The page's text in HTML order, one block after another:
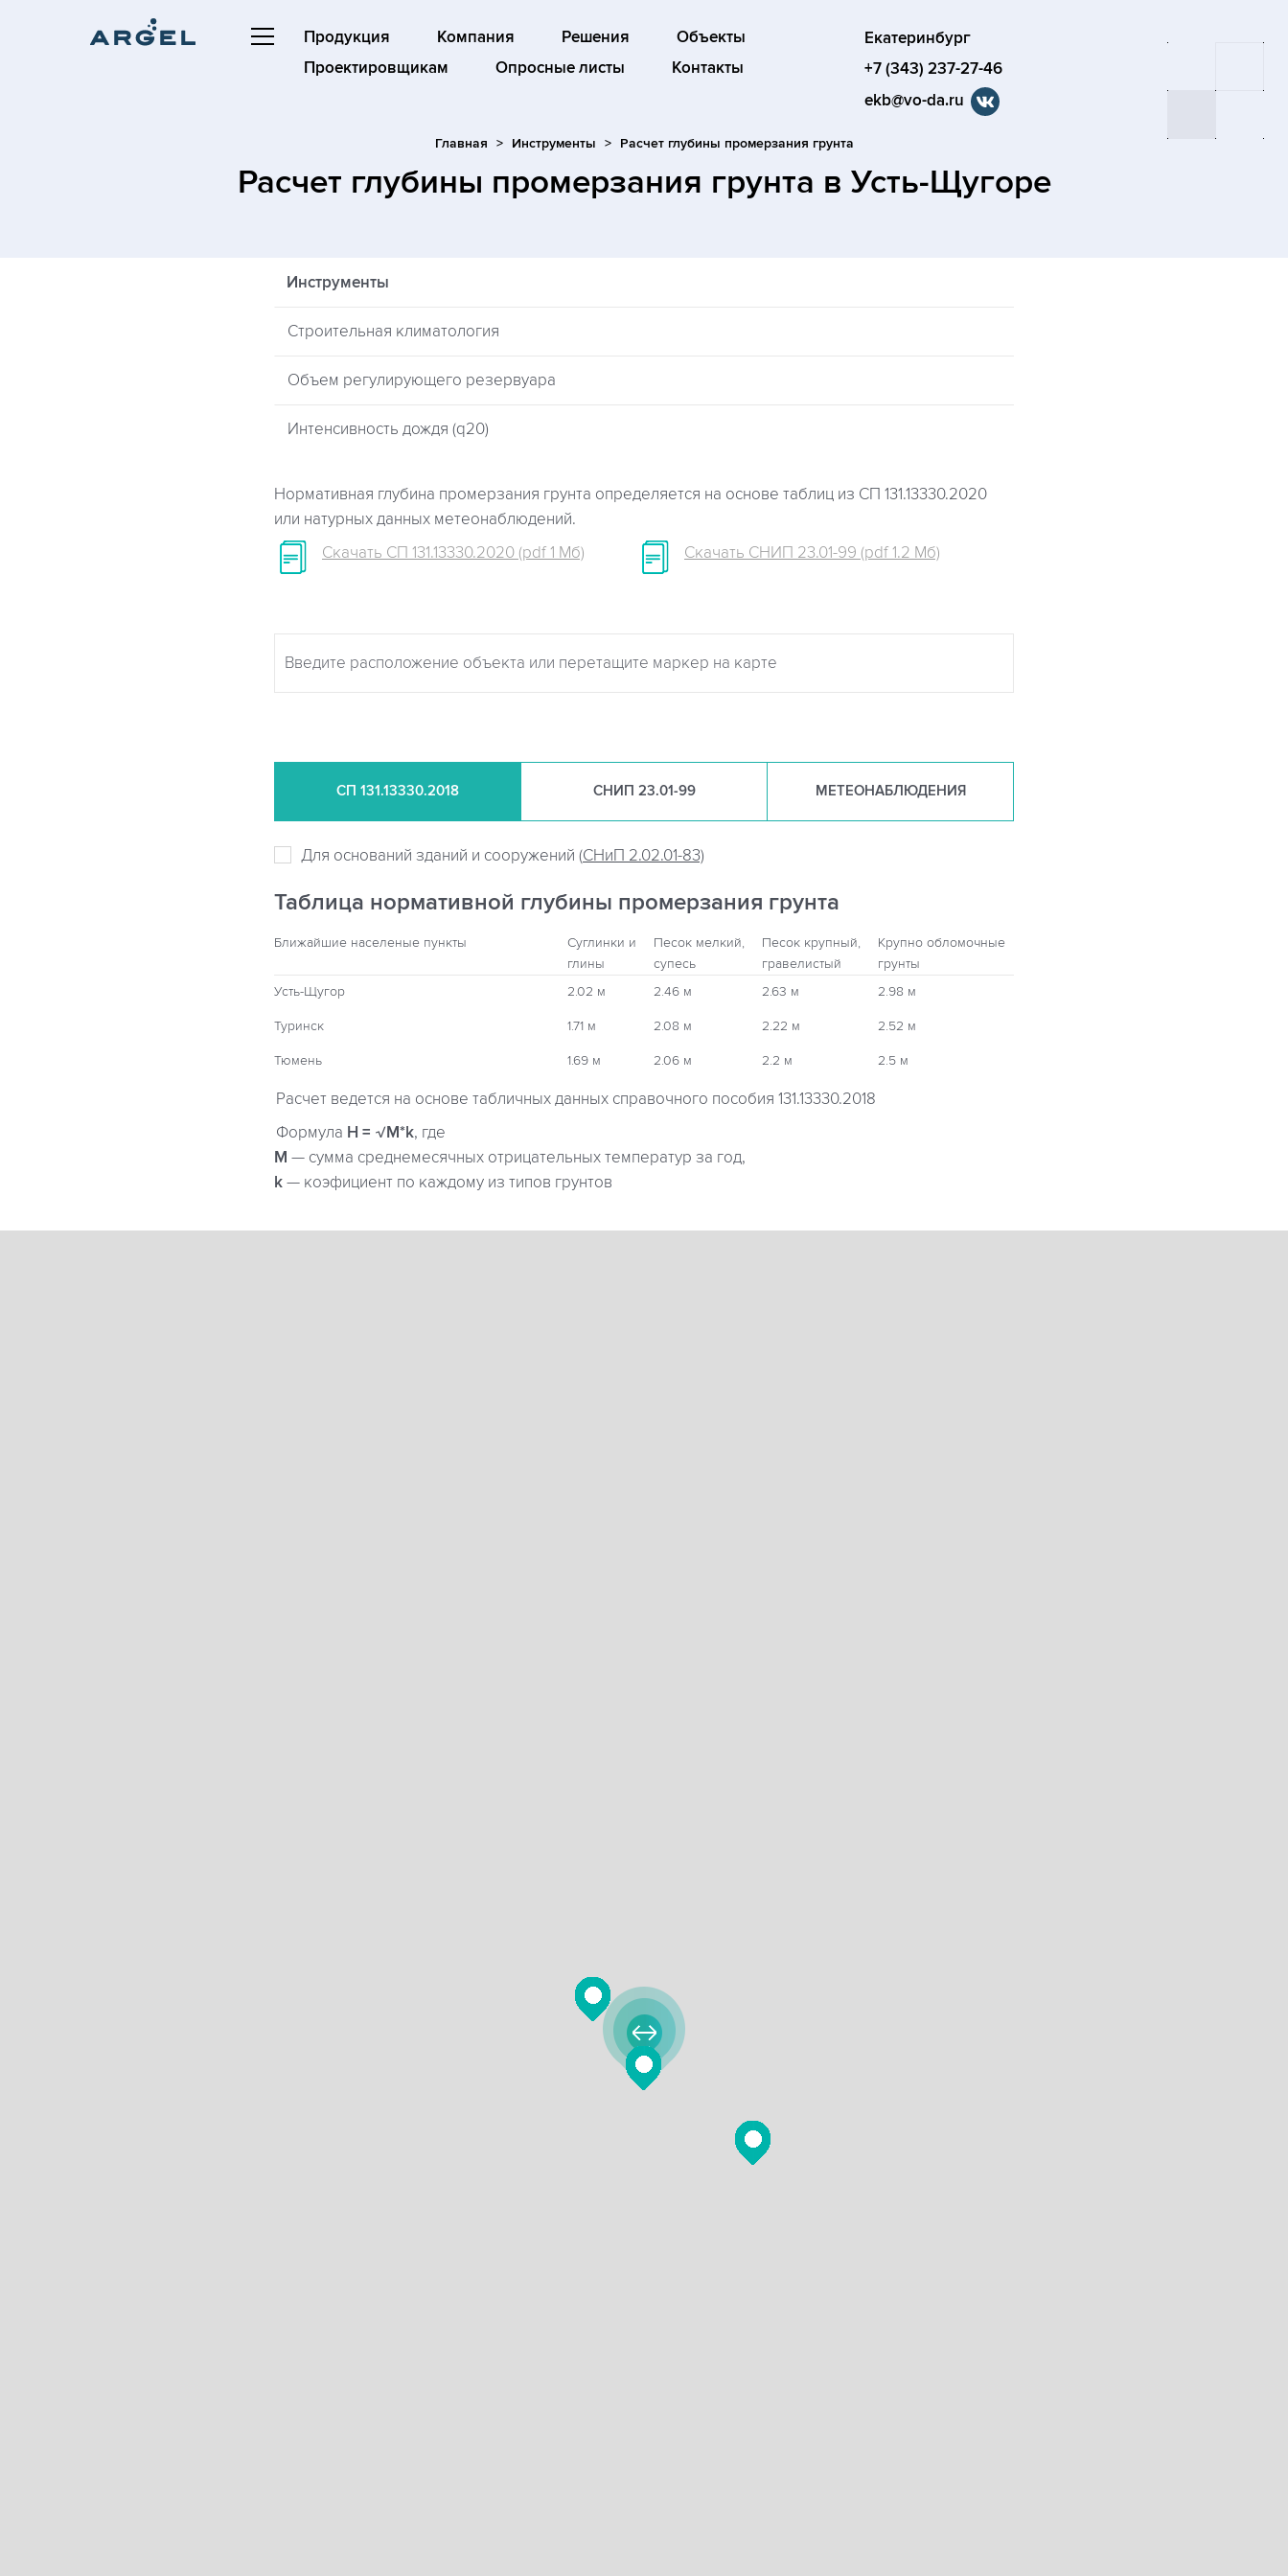
Продукция Компания Решения
Объекты
Проектировщикам
Опросные листы Контакты
Екатеринбург
+7 (343) 237-27-46
ekb@vo-da.ru
Главная Инструменты Расчет глубины промерзания грунта
Расчет глубины промерзания грунта в Усть-Щугоре
Инструменты
Строительная климатология
Объем регулирующего резервуара
Интенсивность дождя (q20)
Нормативная глубина промерзания грунта определяется на основе таблиц из СП 131.13330.2020
или натурных данных метеонаблюдений.
Скачать СП 131.13330.2020 (pdf 1 Мб)
Скачать СНИП 23.01-99 (pdf 1.2 Мб)
СП 131.13330.2018 СНИП 23.01-99 МЕТЕОНАБЛЮДЕНИЯ
Для оснований зданий и сооружений (СНиП 2.02.01-83)
Таблица нормативной глубины промерзания грунта
Ближайшие населеные пункты
Суглинки и
глины
Песок мелкий,
супесь
Песок крупный,
гравелистый
Крупно обломочные
грунты
Усть-Щугор
2.02 м 2.46 м 2.63 м 2.98 м
Туринск 1.71 м 2.08 м 2.22 м 2.52 м
Тюмень 1.69 м 2.06 м 2.2 м 2.5 м
Расчет ведется на основе табличных данных справочного пособия 131.13330.2018
Формула H = √M*k, где
М — сумма среднемесячных отрицательных температур за год,
k — коэфициент по каждому из типов грунтов